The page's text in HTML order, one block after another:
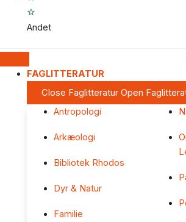
Andet
FAGLITTERATUR
Close Faglitteratur Open
Antropologi
Arkæologi
Bibliotek Rhodos
Dyr & Natur
Familie